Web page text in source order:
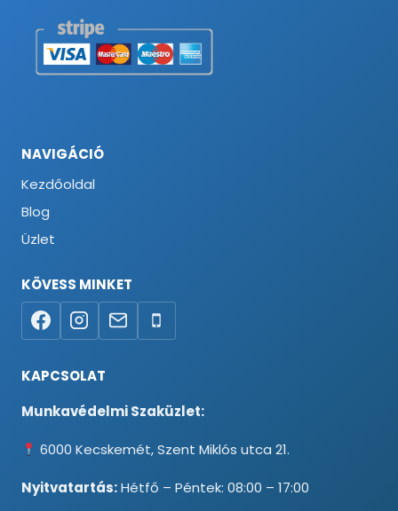
NAVIGÁCIÓ
Kezdőoldal
Blog
Üzlet
KÖVESS MINKET
KAPCSOLAT
Munkavédelmi Szaküzlet:
6000 Kecskemét, Szent Miklós utca 21.
Nyitvatartás:Hétfő – Péntek: 08:00 – 17:00